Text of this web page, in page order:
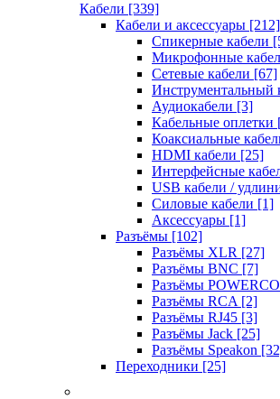
Кабели [339]
Кабели и аксессуары [212]
Спикерные кабели
Микрофонные
Сетевые кабели [67]
Инструментальный
Аудиокабели [3]
Кабельные оплетки
Коаксиальные
HDMI кабели [25]
Интерфейсные
USB кабели /
Силовые кабели [1]
Аксессуары [1]
Разъёмы [102]
Разъёмы XLR [27]
Разъёмы BNC [7]
Разъёмы
Разъёмы RCA [2]
Разъёмы RJ45 [3]
Разъёмы Jack [25]
Разъёмы Speakon
Переходники [25]